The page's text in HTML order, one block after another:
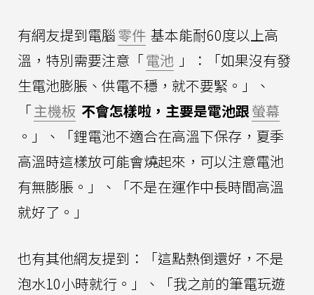
有網友提到電腦零件 基本能耐60度以上高
溫，特別需要注意「電池 」：「如果沒有發
生電池膨脹、供電不穩，就不要緊。」、
「主機板 不會怎樣啦，主要是電池跟螢幕
。」、「鋰電池不適合在高溫下保存，夏季
高溫時這樣放可能會燒起來，可以注意電池
有無膨脹。」、「不是在運作中長時間高溫
就好了。」
也有其他網友提到：「這點熱倒還好，不是
泡水10小時就行。」、「我之前的筆電玩遊